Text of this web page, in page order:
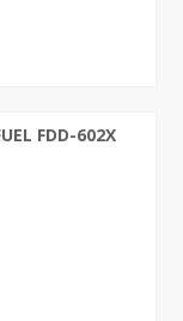
FDD-602X